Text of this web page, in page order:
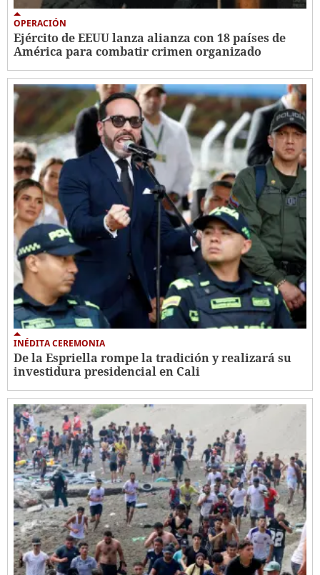
OPERACIÓN
Ejército de EEUU lanza alianza con 18 países de
América para combatir crimen organizado
INÉDITA CEREMONIA
De la Espriella rompe la tradición y realizará su
investidura presidencial en Cali